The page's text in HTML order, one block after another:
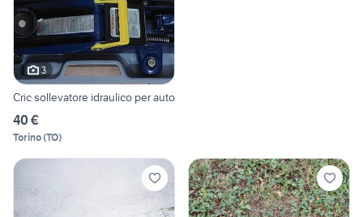
3
Cric sollevatore idraulico per auto
40 €
Torino(TO)